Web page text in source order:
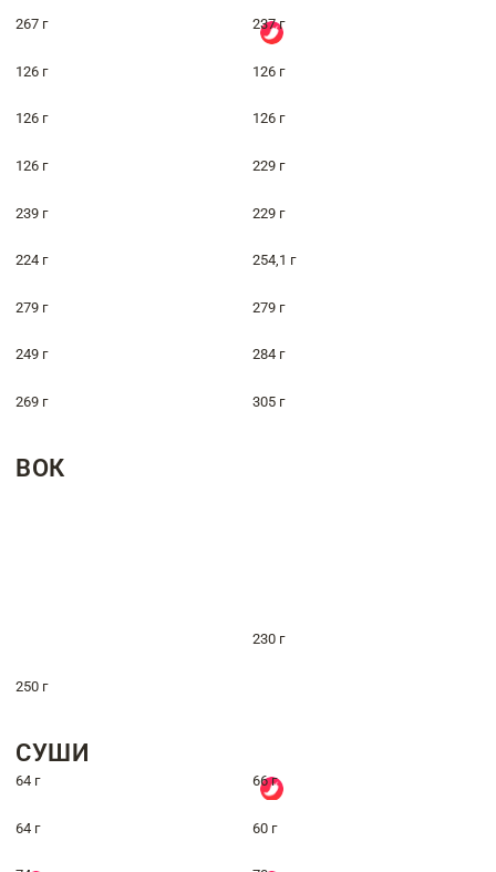
267 г 237 г
126 г 126 г
126 г 126 г
126 г 229 г
239 г 229 г
224 г 254,1 г
279 г 279 г
249 г 284 г
269 г 305 г
ВОК
230 г
250 г
СУШИ
64 г 66 г
64 г 60 г